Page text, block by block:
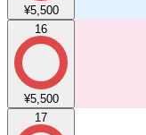
¥5,500
16
¥5,500
17